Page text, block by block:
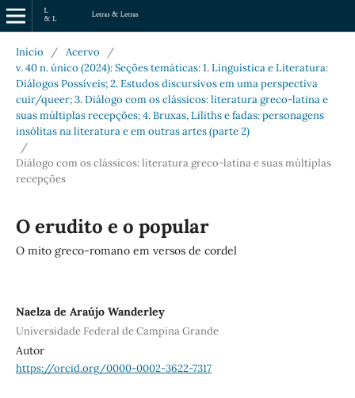
Início / Acervo
/
v. 40 n. único (2024): Seções temáticas: 1. Linguística e Literatura:
Diálogos Possíveis; 2. Estudos discursivos em uma perspectiva
cuir/queer; 3. Diálogo com os clássicos: literatura greco-latina e
suas múltiplas recepções; 4. Bruxas, Liliths e fadas: personagens
insólitas na literatura e em outras artes (parte 2)
/
Diálogo com os clássicos: literatura greco-latina e suas múltiplas
recepções
O erudito e o popular
O mito greco-romano em versos de cordel
Naelza de Araújo Wanderley
Universidade Federal de Campina Grande
Autor
https://orcid.org/0000-0002-3622-7317